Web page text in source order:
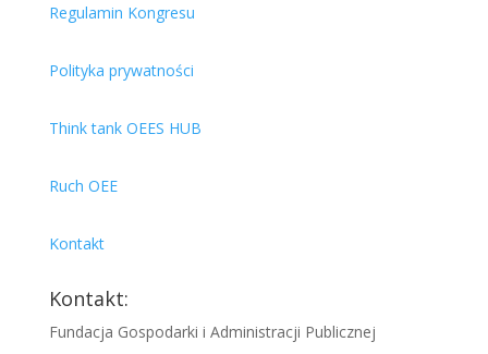
Regulamin Kongresu
Polityka prywatności
Think tank OEES HUB
Ruch OEE
Kontakt
Kontakt:
Fundacja Gospodarki i Administracji Publicznej